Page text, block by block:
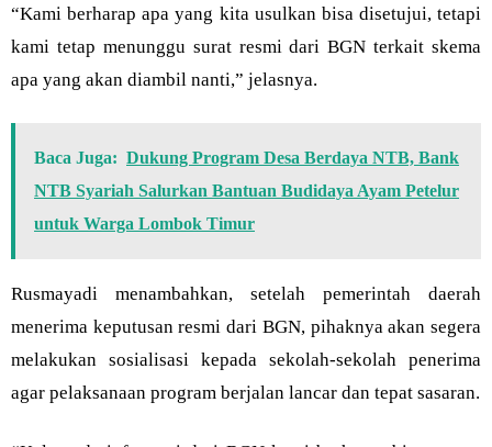
“Kami berharap apa yang kita usulkan bisa disetujui, tetapi
kami tetap menunggu surat resmi dari BGN terkait skema
apa yang akan diambil nanti,” jelasnya.
Baca Juga: Dukung Program Desa Berdaya NTB, Bank
NTB Syariah Salurkan Bantuan Budidaya Ayam Petelur
untuk Warga Lombok Timur
Rusmayadi menambahkan, setelah pemerintah daerah
menerima keputusan resmi dari BGN, pihaknya akan segera
melakukan sosialisasi kepada sekolah-sekolah penerima
agar pelaksanaan program berjalan lancar dan tepat sasaran.